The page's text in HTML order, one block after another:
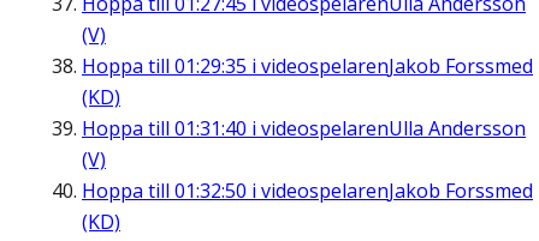
(V)
Hoppa till 01:29:35 i videospelarenJakob Forssmed
(KD)
Hoppa till 01:31:40 i videospelarenUlla Andersson
(V)
Hoppa till 01:32:50 i videospelarenJakob Forssmed
(KD)